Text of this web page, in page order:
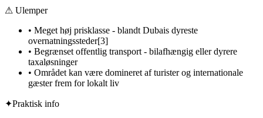
⚠ Ulemper
• Meget høj prisklasse - blandt Dubais dyreste
overnatningssteder[3]
• Begrænset offentlig transport - bilafhængig eller dyrere
taxaløsninger
• Området kan være domineret af turister og internationale
gæster frem for lokalt liv
✦Praktisk info